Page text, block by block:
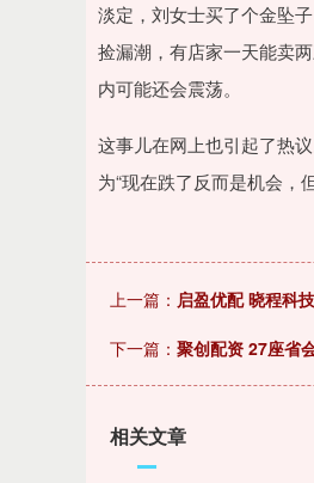
淡定，刘女士买了个金坠
捡漏潮，有店家一天能卖
内可能还会震荡。
这事儿在网上也引起了热
为“现在跌了反而是机会，
上一篇： 启盈优配 晓程科
下一篇： 聚创配资 27座省
相关文章